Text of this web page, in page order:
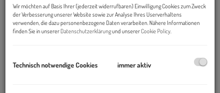
In einem Neubau in der Waagner-Biro-Straße gelangen mehrere
Wohneinheitenmit 34 - 71 m² zur Vermietung!
Die Wohnungen sindprovisionsfreifür die Mieterin/den Mieter.
Informationen zum Objekt und zur Ausstattung
Wir möchten auf Basis Ihrer (jederzeit widerrufbaren) Einwilligung Cookies zum Zweck
der Verbesserung unserer Website sowie zur Analyse Ihres Userverhaltens
verwenden, die dazu personenbezogene Daten verarbeiten. Nähere Informationen
finden Sie in unserer Datenschutzerklärungund unsererCookie Policy
Technisch notwendige Cookies immer aktiv